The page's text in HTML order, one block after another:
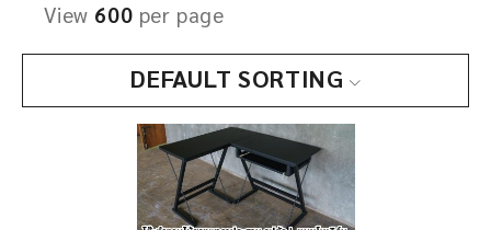
DEFAULT SORTING
View 600 per page